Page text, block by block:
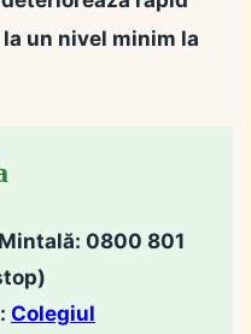
un nivel minim la
0800 801
Colegiul